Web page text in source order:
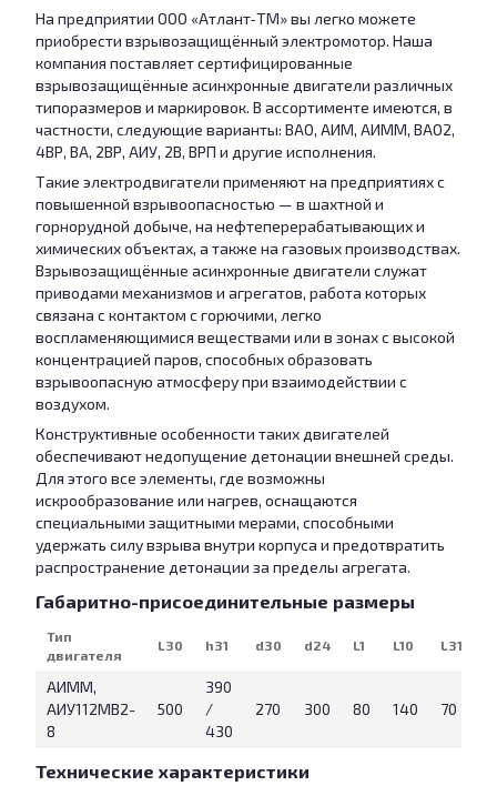
На предприятии ООО «Атлант‑ТМ» вы легко можете
приобрести взрывозащищённый электромотор. Наша
компания поставляет сертифицированные
взрывозащищённые асинхронные двигатели различных
типоразмеров и маркировок. В ассортименте имеются, в
частности, следующие варианты: ВАО, АИМ, АИММ, ВАО2,
4ВР, ВА, 2ВР, АИУ, 2В, ВРП и другие исполнения.
Такие электродвигатели применяют на предприятиях с
повышенной взрывоопасностью — в шахтной и
горнорудной добыче, на нефтеперерабатывающих и
химических объектах, а также на газовых производствах.
Взрывозащищённые асинхронные двигатели служат
приводами механизмов и агрегатов, работа которых
связана с контактом с горючими, легко
воспламеняющимися веществами или в зонах с высокой
концентрацией паров, способных образовать
взрывоопасную атмосферу при взаимодействии с
воздухом.
Конструктивные особенности таких двигателей
обеспечивают недопущение детонации внешней среды.
Для этого все элементы, где возможны
искрообразование или нагрев, оснащаются
специальными защитными мерами, способными
удержать силу взрыва внутри корпуса и предотвратить
распространение детонации за пределы агрегата.
Габаритно-присоединительные размеры
Тип
двигателя
L30 h31 d30 d24 L1 L10 L31
АИММ,
АИУ112МВ2-
8
500
390
/
430
270 300 80 140 70
Технические характеристики